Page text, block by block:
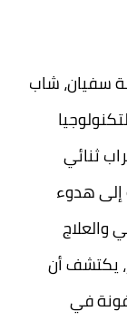
رحلة سفيان، شاب
ثنائي
هدوء
والعلاج
يكتشف أن
في